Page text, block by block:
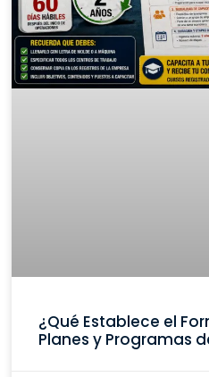
¿Qué Establece el
Planes y Programas